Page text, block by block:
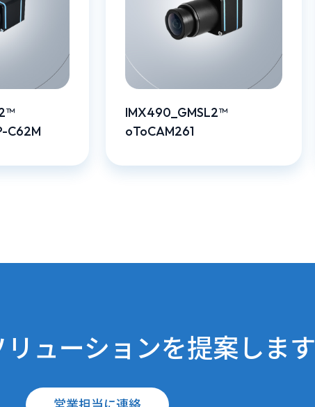
C62M
IMX490_GMSL2™
oToCAM261
ューションを提案します